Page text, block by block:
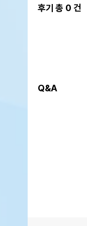
후기 총 0 건
Q&A